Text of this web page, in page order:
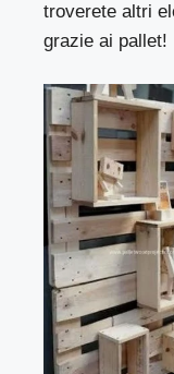
troverete altri
grazie ai pallet!